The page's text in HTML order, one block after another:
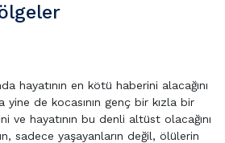
hayatının en kötü haberini alacağını
de kocasının genç bir kızla bir
ve hayatının bu denli altüst olacağını
sadece yaşayanların değil, ölülerin